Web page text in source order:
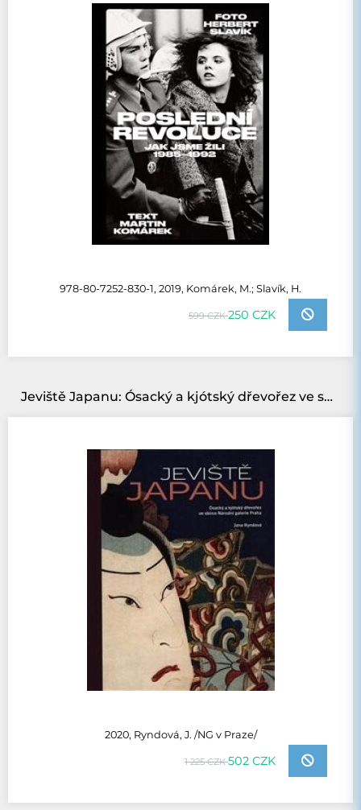
978-80-7252-830-1, 2019, Komárek, M.; Slavík, H.
599 CZK250 CZK
Jeviště Japanu: Ósacký a kjótský dřevořez ve sbírce Národní galerie Praha
2020, Ryndová, J. /NG v Praze/
1 225 CZK502 CZK